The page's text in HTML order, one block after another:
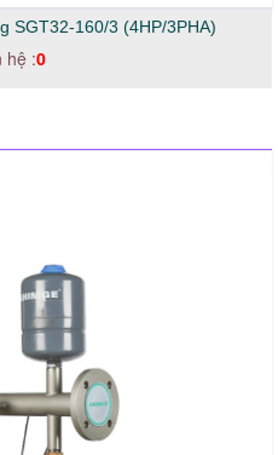
SGT32-160/3 (4HP/3PHA)
hệ :0